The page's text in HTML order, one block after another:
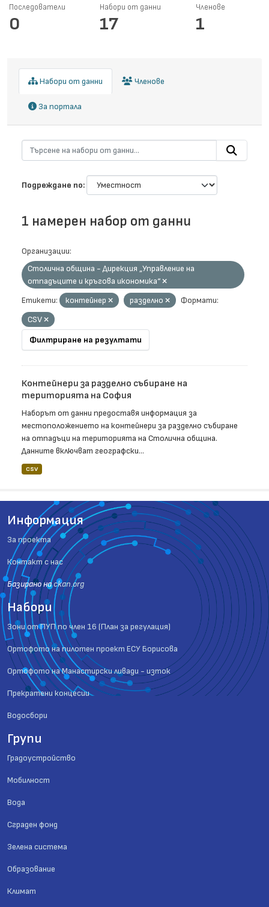
Последователи
0
Набори от данни
17
Членове
1
Набори от данни Членове
За портала
Подреждане по
1 намерен набор от данни
Организации:
Столична община - Дирекция „Управление на
отпадъците и кръгова икономика“
Етикети:
контейнер разделно
Формати:
CSV
Филтриране на резултати
Контейнери за разделно събиране на
територията на София
Наборът от данни предоставя информация за
местоположението на контейнери за разделно събиране
на отпадъци на територията на Столична община.
Данните включват географски...
CSV
Информация
За проекта
Контакт с нас
Базиранo наckan.org
Набори
Зони от ПУП по член 16 (План за регулация)
Ортофото на пилотен проект ЕСУ Борисова
Ортофото на Манастирски ливади - изток
Прекратени концесии
Водосбори
Групи
Градоустройство
Мобилност
Вода
Сграден фонд
Зелена система
Образование
Климат